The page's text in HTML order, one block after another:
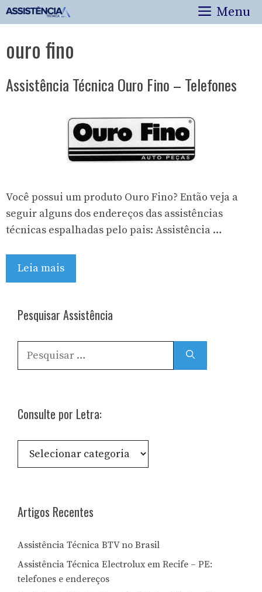
Pular
para
conteúdo
Menu
ouro fino
Assistência Técnica Ouro Fino – Telefones
Você possui um produto Ouro Fino? Então veja a
seguir alguns dos endereços das assistências
técnicas espalhadas pelo pais: Assistência …
Leia mais
Pesquisar Assistência
Pesquisar
por:
Consulte por Letra:
Consulte
Artigos Recentes
Assistência Técnica BTV no Brasil
Assistência Técnica Electrolux em Recife – PE:
telefones e endereços